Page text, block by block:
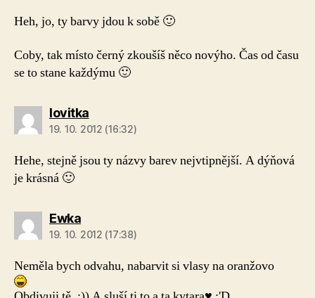
Heh, jo, ty barvy jdou k sobě 🙂
Coby, tak místo černý zkoušíš něco novýho. Čas od času
se to stane každýmu 🙂
lovitka
19. 10. 2012 (16:32)
Hehe, stejně jsou ty názvy barev nejvtipnější. A dýňová
je krásná 🙂
Ewka
19. 10. 2012 (17:38)
Neměla bych odvahu, nabarvit si vlasy na oranžovo